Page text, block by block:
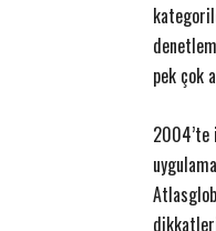
pek çok
2004’te